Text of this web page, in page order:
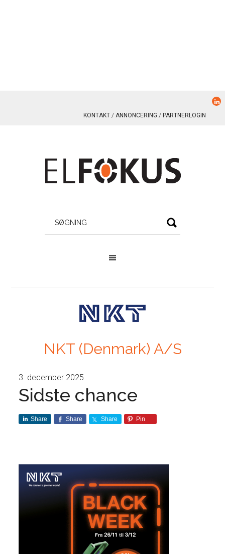
KONTAKT ANNONCERING PARTNERLOGIN
NKT (Denmark) A/S
3. december 2025
Sidste chance
Share Share Share Pin